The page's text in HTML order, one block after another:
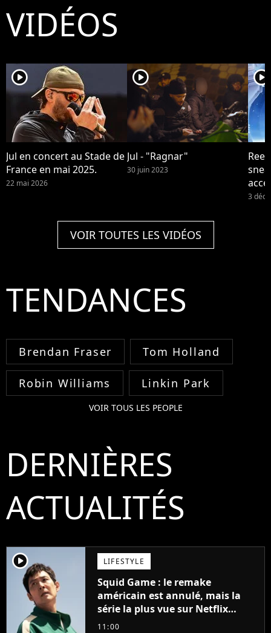
VIDÉOS
player2
Jul en concert au Stade de
France en mai 2025.
22 mai 2026
player2
Jul - "Ragnar"
30 juin 2023
player2
et
3
VOIR TOUTES LES VIDÉOS
TENDANCES
Brendan Fraser Tom Holland
Robin Williams Linkin Park
VOIR TOUS LES PEOPLE
DERNIÈRES
ACTUALITÉS
player2 LIFESTYLE
Squid Game : le remake
américain est annulé, mais la
série la plus vue sur Netflix
pourrait avoir une version
11:00